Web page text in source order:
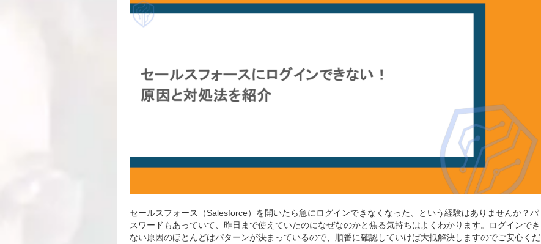
セールスフォース（Salesforce）を開いたら急にログインできなくなった、という経験はありませんか？パ
スワードもあっていて、昨日まで使えていたのになぜなのかと焦る気持ちはよくわかります。ログインでき
ない原因のほとんどはパターンが決まっているので、順番に確認していけば大抵解決しますのでご安心くだ